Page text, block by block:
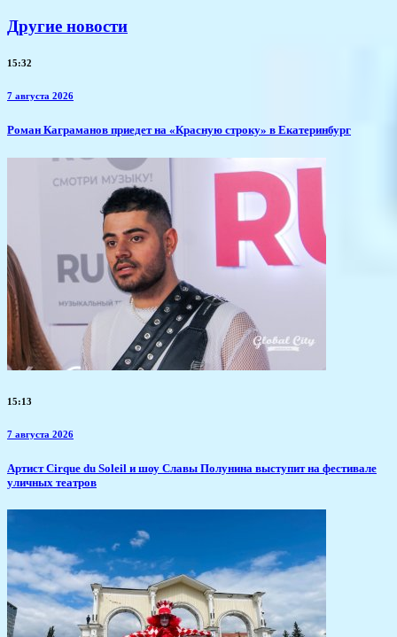
Другие новости
15:32
7 августа 2026
​Роман Каграманов приедет на «Красную строку» в Екатеринбург
15:13
7 августа 2026
Артист Cirque du Soleil и шоу Славы Полунина выступит на фестивале
уличных театров